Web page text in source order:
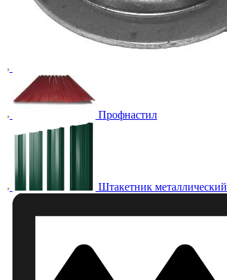
Профнастил
Штакетник металлический